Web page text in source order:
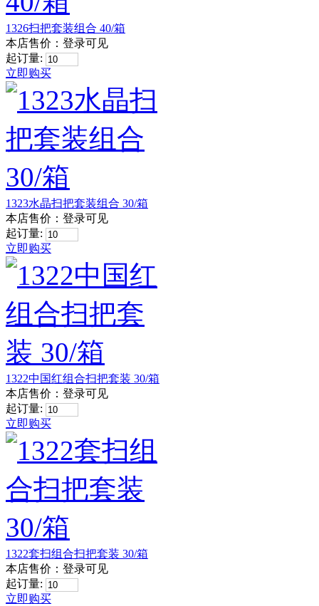
1326扫把套装组合 40/箱
本店售价： 登录可见
起订量:
立即购买
1323水晶扫把套装组合 30/箱
本店售价： 登录可见
起订量:
立即购买
1322中国红组合扫把套装 30/箱
本店售价： 登录可见
起订量:
立即购买
1322套扫组合扫把套装 30/箱
本店售价： 登录可见
起订量:
立即购买